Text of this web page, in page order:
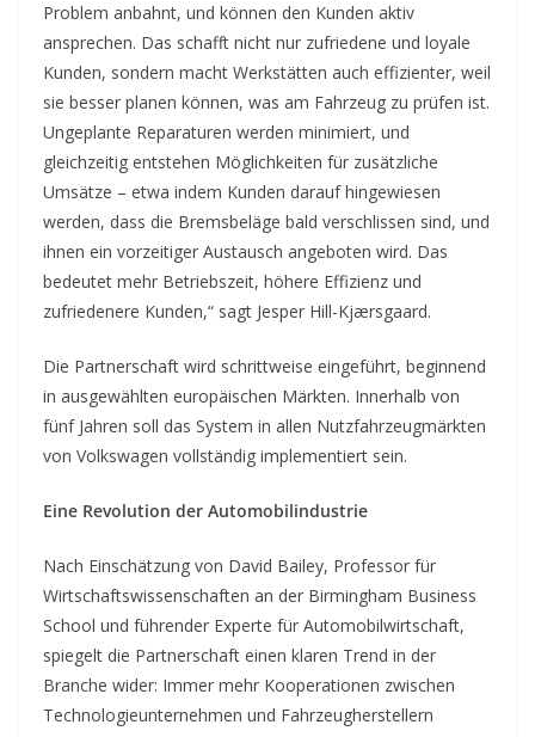
Problem anbahnt, und können den Kunden aktiv
ansprechen. Das schafft nicht nur zufriedene und loyale
Kunden, sondern macht Werkstätten auch effizienter, weil
sie besser planen können, was am Fahrzeug zu prüfen ist.
Ungeplante Reparaturen werden minimiert, und
gleichzeitig entstehen Möglichkeiten für zusätzliche
Umsätze – etwa indem Kunden darauf hingewiesen
werden, dass die Bremsbeläge bald verschlissen sind, und
ihnen ein vorzeitiger Austausch angeboten wird. Das
bedeutet mehr Betriebszeit, höhere Effizienz und
zufriedenere Kunden,“ sagt Jesper Hill-Kjærsgaard.
Die Partnerschaft wird schrittweise eingeführt, beginnend
in ausgewählten europäischen Märkten. Innerhalb von
fünf Jahren soll das System in allen Nutzfahrzeugmärkten
von Volkswagen vollständig implementiert sein.
Eine Revolution der Automobilindustrie
Nach Einschätzung von David Bailey, Professor für
Wirtschaftswissenschaften an der Birmingham Business
School und führender Experte für Automobilwirtschaft,
spiegelt die Partnerschaft einen klaren Trend in der
Branche wider: Immer mehr Kooperationen zwischen
Technologieunternehmen und Fahrzeugherstellern